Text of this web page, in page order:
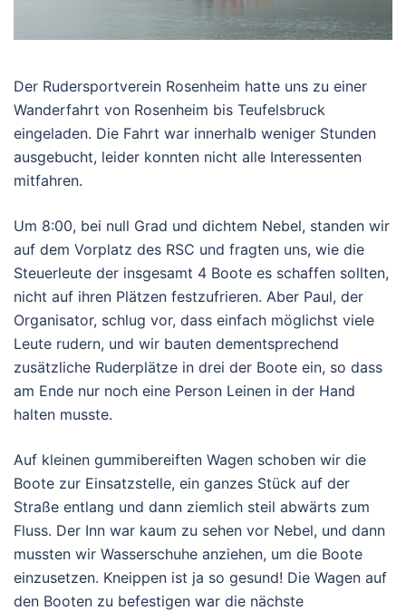
Der Rudersportverein Rosenheim hatte uns zu einer
Wanderfahrt von Rosenheim bis Teufelsbruck
eingeladen. Die Fahrt war innerhalb weniger Stunden
ausgebucht, leider konnten nicht alle Interessenten
mitfahren.
Um 8:00, bei null Grad und dichtem Nebel, standen wir
auf dem Vorplatz des RSC und fragten uns, wie die
Steuerleute der insgesamt 4 Boote es schaffen sollten,
nicht auf ihren Plätzen festzufrieren. Aber Paul, der
Organisator, schlug vor, dass einfach möglichst viele
Leute rudern, und wir bauten dementsprechend
zusätzliche Ruderplätze in drei der Boote ein, so dass
am Ende nur noch eine Person Leinen in der Hand
halten musste.
Auf kleinen gummibereiften Wagen schoben wir die
Boote zur Einsatzstelle, ein ganzes Stück auf der
Straße entlang und dann ziemlich steil abwärts zum
Fluss. Der Inn war kaum zu sehen vor Nebel, und dann
mussten wir Wasserschuhe anziehen, um die Boote
einzusetzen. Kneippen ist ja so gesund! Die Wagen auf
den Booten zu befestigen war die nächste